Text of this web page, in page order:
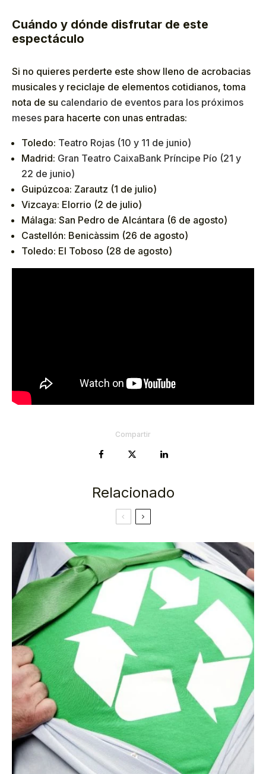
Cuándo y dónde disfrutar de este
espectáculo
Si no quieres perderte este show lleno de acrobacias
musicales y reciclaje de elementos cotidianos, toma
nota de su calendario de eventos para los próximos
meses para hacerte con unas entradas:
Toledo: Teatro Rojas (10 y 11 de junio)
Madrid: Gran Teatro CaixaBank Príncipe Pío (21 y
22 de junio)
Guipúzcoa: Zarautz (1 de julio)
Vizcaya: Elorrio (2 de julio)
Málaga: San Pedro de Alcántara (6 de agosto)
Castellón: Benicàssim (26 de agosto)
Toledo: El Toboso (28 de agosto)
Compartir
Relacionado